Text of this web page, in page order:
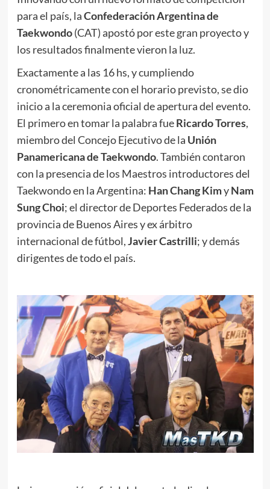
para el país, laConfederación Argentina de
Taekwondo(CAT) apostó por este gran proyecto y
los resultados finalmente vieron la luz.
Exactamente a las 16 hs, y cumpliendo
cronométricamente con el horario previsto, se dio
inicio a la ceremonia oficial de apertura del evento.
El primero en tomar la palabra fueRicardo Torres,
miembro del Concejo Ejecutivo de la Unión
Panamericana de Taekwondo. También contaron
con la presencia de los Maestros introductores del
Taekwondo en la Argentina: Han Chang KimyNam
Sung Choi; el director de Deportes Federados de la
provincia de Buenos Aires y ex árbitro
internacional de fútbol,Javier Castrilli; y demás
dirigentes de todo el país.